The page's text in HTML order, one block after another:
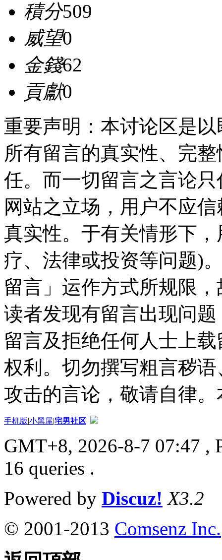
積分509
威望0
金錢62
貢獻0
重要声明：本讨论区是
所有留言的真实性、完
任。而一切留言之言论
网站之立场，用户不应
真实性。于有关情形下
疗、法律或投资等问题)
留言」运作方式所规限
读者发现有留言出现问
留言及拒绝任何人士上
权利。切勿撰写粗言秽
攻击的言论，敬请自律
手机版|小黑屋|宅男社区
GMT+8, 2026-8-7 07:47 ,
16 queries .
Powered by Discuz! X3.2
© 2001-2013 Comsenz Inc.